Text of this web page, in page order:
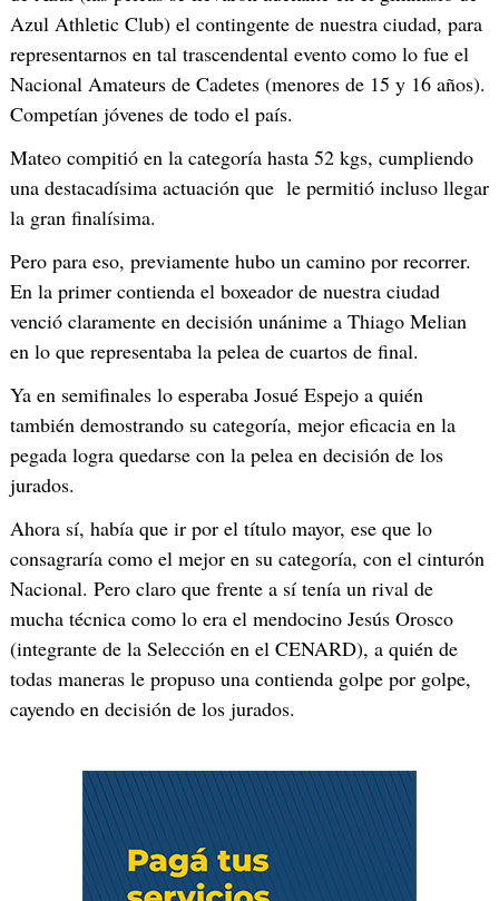
Azul Athletic Club) el contingente de nuestra ciudad, para
representarnos en tal trascendental evento como lo fue el
Nacional Amateurs de Cadetes (menores de 15 y 16 años).
Competían jóvenes de todo el país.
Mateo compitió en la categoría hasta 52 kgs, cumpliendo
una destacadísima actuación que le permitió incluso llegar
la gran finalísima.
Pero para eso, previamente hubo un camino por recorrer.
En la primer contienda el boxeador de nuestra ciudad
venció claramente en decisión unánime a Thiago Melian
en lo que representaba la pelea de cuartos de final.
Ya en semifinales lo esperaba Josué Espejo a quién
también demostrando su categoría, mejor eficacia en la
pegada logra quedarse con la pelea en decisión de los
jurados.
Ahora sí, había que ir por el título mayor, ese que lo
consagraría como el mejor en su categoría, con el cinturón
Nacional. Pero claro que frente a sí tenía un rival de
mucha técnica como lo era el mendocino Jesús Orosco
(integrante de la Selección en el CENARD), a quién de
todas maneras le propuso una contienda golpe por golpe,
cayendo en decisión de los jurados.